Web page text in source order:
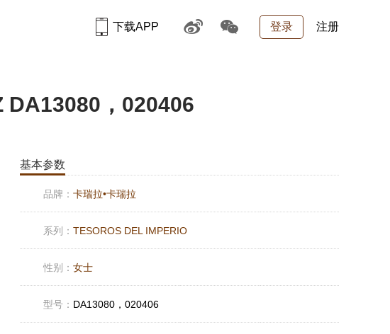
登录 注册
下载APP
DA13080，020406
基本参数
品牌： 卡瑞拉•卡瑞拉
系列： TESOROS DEL IMPERIO
性别： 女士
型号： DA13080，020406